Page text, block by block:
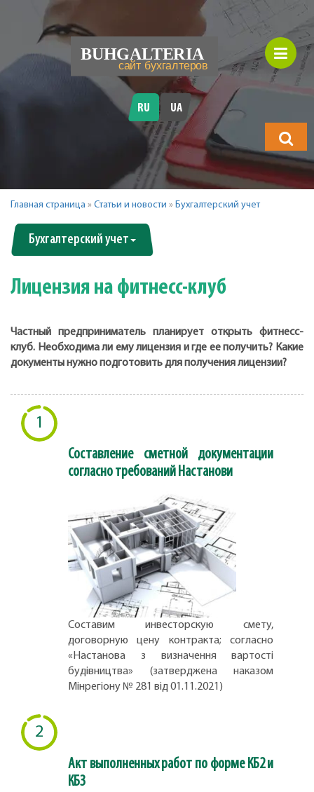
будете
искать?
RU UA
Главная страница » Статьи и новости » Бухгалтерский учет
Бухгалтерский учет
Лицензия на фитнесс-клуб
Частный предприниматель планирует открыть фитнесс-
клуб. Необходима ли ему лицензия и где ее получить? Какие
документы нужно подготовить для получения лицензии?
1
Составление сметной документации
согласно требований Настанови
Составим инвесторскую смету,
договорную цену контракта; согласно
«Настанова з визначення вартості
будівництва» (затверджена наказом
Мінрегіону № 281 від 01.11.2021)
2
Акт выполненных работ по форме КБ2 и
КБ3